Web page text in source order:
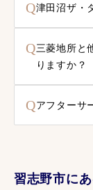
Q津田沼ザ・
Q三菱地所と
りますか？
Qアフターサ
習志野市に